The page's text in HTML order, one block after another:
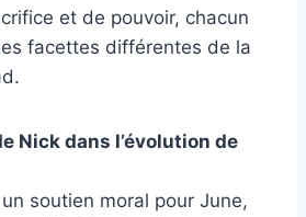
et de pouvoir, chacun
facettes différentes de la
Nick dans l’évolution de
soutien moral pour June,